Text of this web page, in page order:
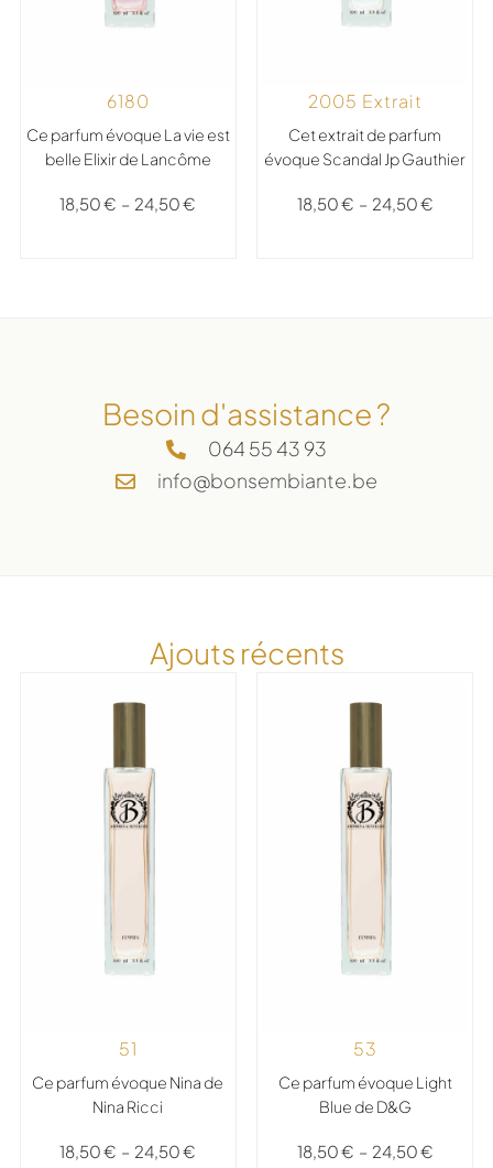
6180
Ce parfum évoque La vie est
belle Elixir de Lancôme
18,50€ – 24,50€
2005 Extrait
Cet extrait de parfum
évoque Scandal Jp Gauthier
18,50€ – 24,50€
Besoin d'assistance ?
064 55 43 93
info@bonsembiante.be
Ajouts récents
51
Ce parfum évoque Nina de
Nina Ricci
18,50€ – 24,50€
53
Ce parfum évoque Light
Blue de D&G
18,50€ – 24,50€